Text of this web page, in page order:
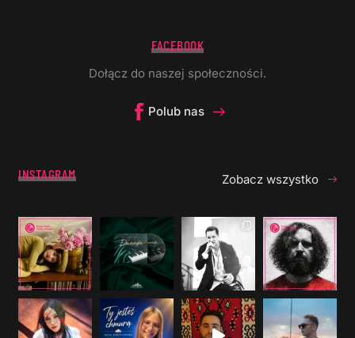
FACEBOOK
Dołącz do naszej społeczności.
Polub nas
INSTAGRAM Zobacz wszystko